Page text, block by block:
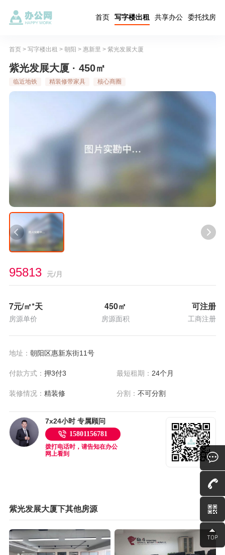
首页 写字楼出租 共享办公 委托找房
首页> 写字楼出租 > 朝阳 > 惠新里 > 紫光发展大厦
紫光发展大厦 · 450㎡
临近地铁 精装修带家具 核心商圈
95813 元/月
7元/㎡*天
房源单价
450㎡
房源面积
可注册
工商注册
地址： 朝阳区惠新东街11号
付款方式： 押3付3 最短租期： 24个月
装修情况： 精装修 分割：不可分割
7x24小时 专属顾问
15801156781
拨打电话时，请告知在办公
网上看到
紫光发展大厦下其他房源